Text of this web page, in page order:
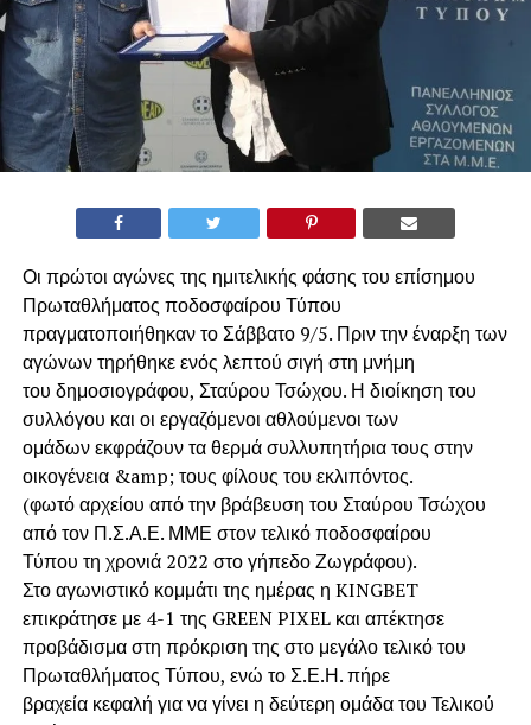
Οι πρώτοι αγώνες της ημιτελικής φάσης του επίσημου
Πρωταθλήματος ποδοσφαίρου Τύπου
πραγματοποιήθηκαν το Σάββατο 9/5. Πριν την έναρξη των
αγώνων τηρήθηκε ενός λεπτού σιγή στη μνήμη
του δημοσιογράφου, Σταύρου Τσώχου. Η διοίκηση του
συλλόγου και οι εργαζόμενοι αθλούμενοι των
ομάδων εκφράζουν τα θερμά συλλυπητήρια τους στην
οικογένεια &amp; τους φίλους του εκλιπόντος.
(φωτό αρχείου από την βράβευση του Σταύρου Τσώχου
από τον Π.Σ.Α.Ε. ΜΜΕ στον τελικό ποδοσφαίρου
Τύπου τη χρονιά 2022 στο γήπεδο Ζωγράφου).
Στο αγωνιστικό κομμάτι της ημέρας η KINGBET
επικράτησε με 4-1 της GREEN PIXEL και απέκτησε
προβάδισμα στη πρόκριση της στο μεγάλο τελικό του
Πρωταθλήματος Τύπου, ενώ το Σ.Ε.Η. πήρε
βραχεία κεφαλή για να γίνει η δεύτερη ομάδα του Τελικού